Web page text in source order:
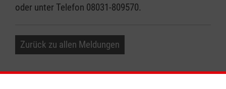
oder unter Telefon 08031-809570.
Zurück zu allen Meldungen